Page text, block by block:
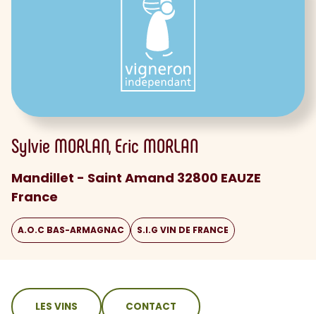
Sylvie MORLAN Eric MORLAN
Mandillet - Saint Amand 32800 EAUZE
France
A.O.C BAS-ARMAGNAC S.I.G VIN DE FRANCE
sommaire
LES VINS CONTACT